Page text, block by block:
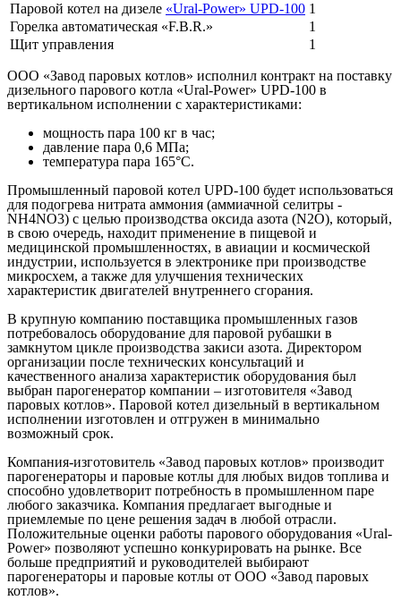
Паровой котел на дизеле «Ural-Power» UPD-100 1
Горелка автоматическая «F.B.R.»
1
Щит управления
1
ООО «Завод паровых котлов» исполнил контракт на поставку
дизельного парового котла «Ural-Power» UPD-100 в
вертикальном исполнении с характеристиками:
мощность пара 100 кг в час;
давление пара 0,6 МПа;
температура пара 165°С.
Промышленный паровой котел UPD-100 будет использоваться
для подогрева нитрата аммония (аммиачной селитры -
NH4NO3) с целью производства оксида азота (N2O), который,
в свою очередь, находит применение в пищевой и
медицинской промышленностях, в авиации и космической
индустрии, используется в электронике при производстве
микросхем, а также для улучшения технических
характеристик двигателей внутреннего сгорания.
В крупную компанию поставщика промышленных газов
потребовалось оборудование для паровой рубашки в
замкнутом цикле производства закиси азота. Директором
организации после технических консультаций и
качественного анализа характеристик оборудования был
выбран парогенератор компании – изготовителя «Завод
паровых котлов». Паровой котел дизельный в вертикальном
исполнении изготовлен и отгружен в минимально
возможный срок.
Компания-изготовитель «Завод паровых котлов» производит
парогенераторы и паровые котлы для любых видов топлива и
способно удовлетворит потребность в промышленном паре
любого заказчика. Компания предлагает выгодные и
приемлемые по цене решения задач в любой отрасли.
Положительные оценки работы парового оборудования «Ural-
Power» позволяют успешно конкурировать на рынке. Все
больше предприятий и руководителей выбирают
парогенераторы и паровые котлы от ООО «Завод паровых
котлов».